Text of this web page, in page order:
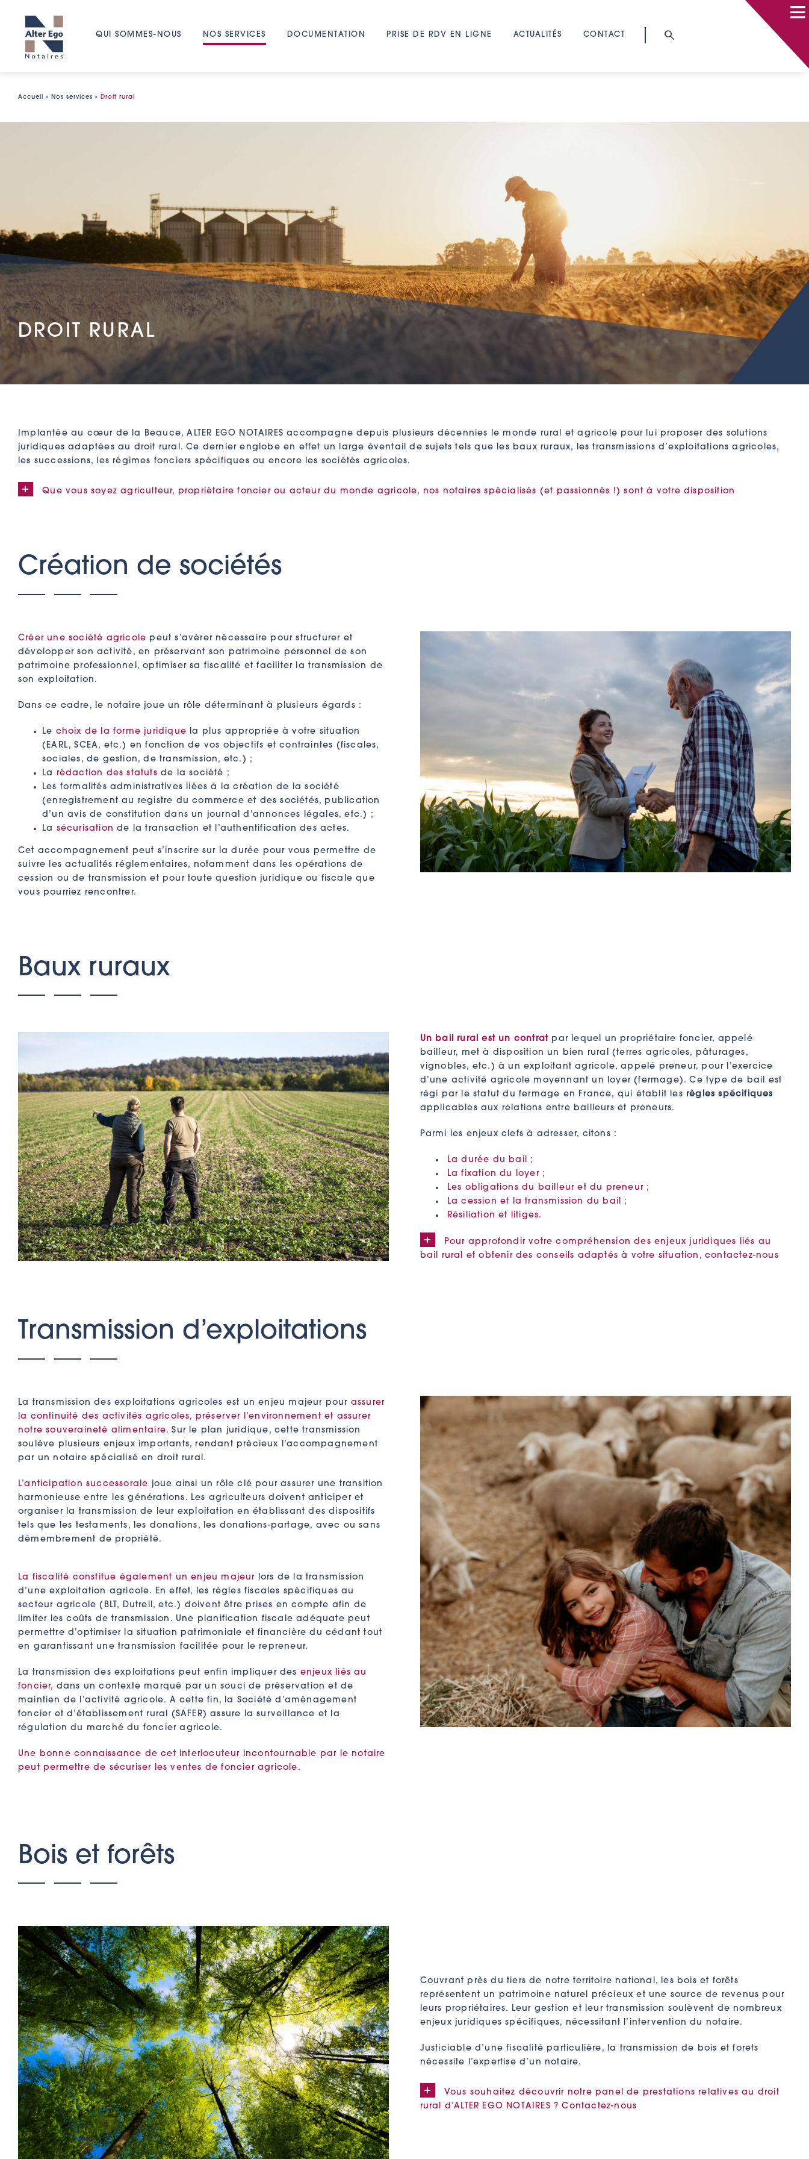
contenu
QUI SOMMES-NOUS NOS SERVICES DOCUMENTATION PRISE DE RDV EN LIGNE ACTUALITÉS CONTACT
Accueil » Nos services » Droit rural
DROIT RURAL
Implantée au cœur de la Beauce, ALTER EGO NOTAIRES accompagne depuis plusieurs décennies le monde rural et agricole pour lui proposer des solutions
juridiques adaptées au droit rural. Ce dernier englobe en effet un large éventail de sujets tels que les baux ruraux, les transmissions d’exploitations agricoles,
les successions, les régimes fonciers spécifiques ou encore les sociétés agricoles.
Que vous soyez agriculteur, propriétaire foncier ou acteur du monde agricole, nos notaires spécialisés (et passionnés !) sont à votre disposition
Création de sociétés
Créer une société agricole peut s’avérer nécessaire pour structurer et
développer son activité, en préservant son patrimoine personnel de son
patrimoine professionnel, optimiser sa fiscalité et faciliter la transmission de
son exploitation.
Dans ce cadre, le notaire joue un rôle déterminant à plusieurs égards :
Le choix de la forme juridique la plus appropriée à votre situation
(EARL, SCEA, etc.) en fonction de vos objectifs et contraintes (fiscales,
sociales, de gestion, de transmission, etc.) ;
La rédaction des statuts de la société ;
Les formalités administratives liées à la création de la société
(enregistrement au registre du commerce et des sociétés, publication
d’un avis de constitution dans un journal d’annonces légales, etc.) ;
La sécurisation de la transaction et l’authentification des actes.
Cet accompagnement peut s’inscrire sur la durée pour vous permettre de
suivre les actualités réglementaires, notamment dans les opérations de
cession ou de transmission et pour toute question juridique ou fiscale que
vous pourriez rencontrer.
Baux ruraux
Un bail rural est un contrat par lequel un propriétaire foncier, appelé
bailleur, met à disposition un bien rural (terres agricoles, pâturages,
vignobles, etc.) à un exploitant agricole, appelé preneur, pour l’exercice
d’une activité agricole moyennant un loyer (fermage). Ce type de bail est
régi par le statut du fermage en France, qui établit les règles spécifiques
applicables aux relations entre bailleurs et preneurs.
Parmi les enjeux clefs à adresser, citons :
La durée du bail ;
La fixation du loyer ;
Les obligations du bailleur et du preneur ;
La cession et la transmission du bail ;
Résiliation et litiges.
Pour approfondir votre compréhension des enjeux juridiques liés au
bail rural et obtenir des conseils adaptés à votre situation, contactez-nous
Transmission d’exploitations
La transmission des exploitations agricoles est un enjeu majeur pour assurer
la continuité des activités agricoles, préserver l’environnement et assurer
notre souveraineté alimentaire. Sur le plan juridique, cette transmission
soulève plusieurs enjeux importants, rendant précieux l’accompagnement
par un notaire spécialisé en droit rural.
L’anticipation successorale joue ainsi un rôle clé pour assurer une transition
harmonieuse entre les générations. Les agriculteurs doivent anticiper et
organiser la transmission de leur exploitation en établissant des dispositifs
tels que les testaments, les donations, les donations-partage, avec ou sans
démembrement de propriété.
La fiscalité constitue également un enjeu majeur lors de la transmission
d’une exploitation agricole. En effet, les règles fiscales spécifiques au
secteur agricole (BLT, Dutreil, etc.) doivent être prises en compte afin de
limiter les coûts de transmission. Une planification fiscale adéquate peut
permettre d’optimiser la situation patrimoniale et financière du cédant tout
en garantissant une transmission facilitée pour le repreneur.
La transmission des exploitations peut enfin impliquer des enjeux liés au
foncier, dans un contexte marqué par un souci de préservation et de
maintien de l’activité agricole. A cette fin, la Société d’aménagement
foncier et d’établissement rural (SAFER) assure la surveillance et la
régulation du marché du foncier agricole.
Une bonne connaissance de cet interlocuteur incontournable par le notaire
peut permettre de sécuriser les ventes de foncier agricole.
Bois et forêts
Couvrant près du tiers de notre territoire national, les bois et forêts
représentent un patrimoine naturel précieux et une source de revenus pour
leurs propriétaires. Leur gestion et leur transmission soulèvent de nombreux
enjeux juridiques spécifiques, nécessitant l’intervention du notaire.
Justiciable d’une fiscalité particulière, la transmission de bois et forets
nécessite l’expertise d’un notaire.
Vous souhaitez découvrir notre panel de prestations relatives au droit
rural d’ALTER EGO NOTAIRES ? Contactez-nous